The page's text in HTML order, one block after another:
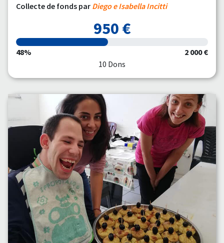
Collecte de fonds par Diego e Isabella Incitti
950 €
48%
2 000 €
10 Dons